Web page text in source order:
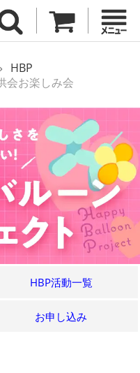
HBP
会お楽しみ会
HBP活動一覧
お申し込み